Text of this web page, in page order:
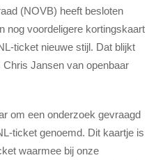
(NOVB) heeft besloten
nog voordeligere kortingskaart
ticket nieuwe stijl. Dat blijkt
Jansen van openbaar
om een onderzoek gevraagd
ticket genoemd. Dit kaartje is
waarmee bij onze